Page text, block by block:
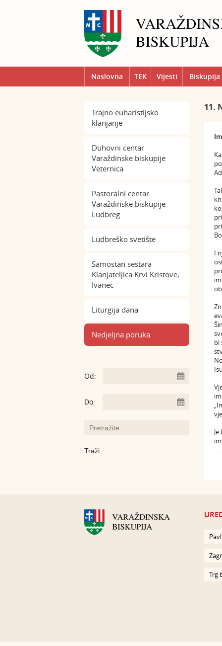
Naslovna TEK Vijesti Biskupija
Trajno euharistijsko
klanjanje
Duhovni centar
Varaždinske biskupije
Veternica
Pastoralni centar
Varaždinske biskupije
Ludbreg
Ludbreško svetište
Samostan sestara
Klanjateljica Krvi Kristove,
Ivanec
Liturgija dana
Nedjeljna poruka
Od:
Do:
11.
I
bi
Trg